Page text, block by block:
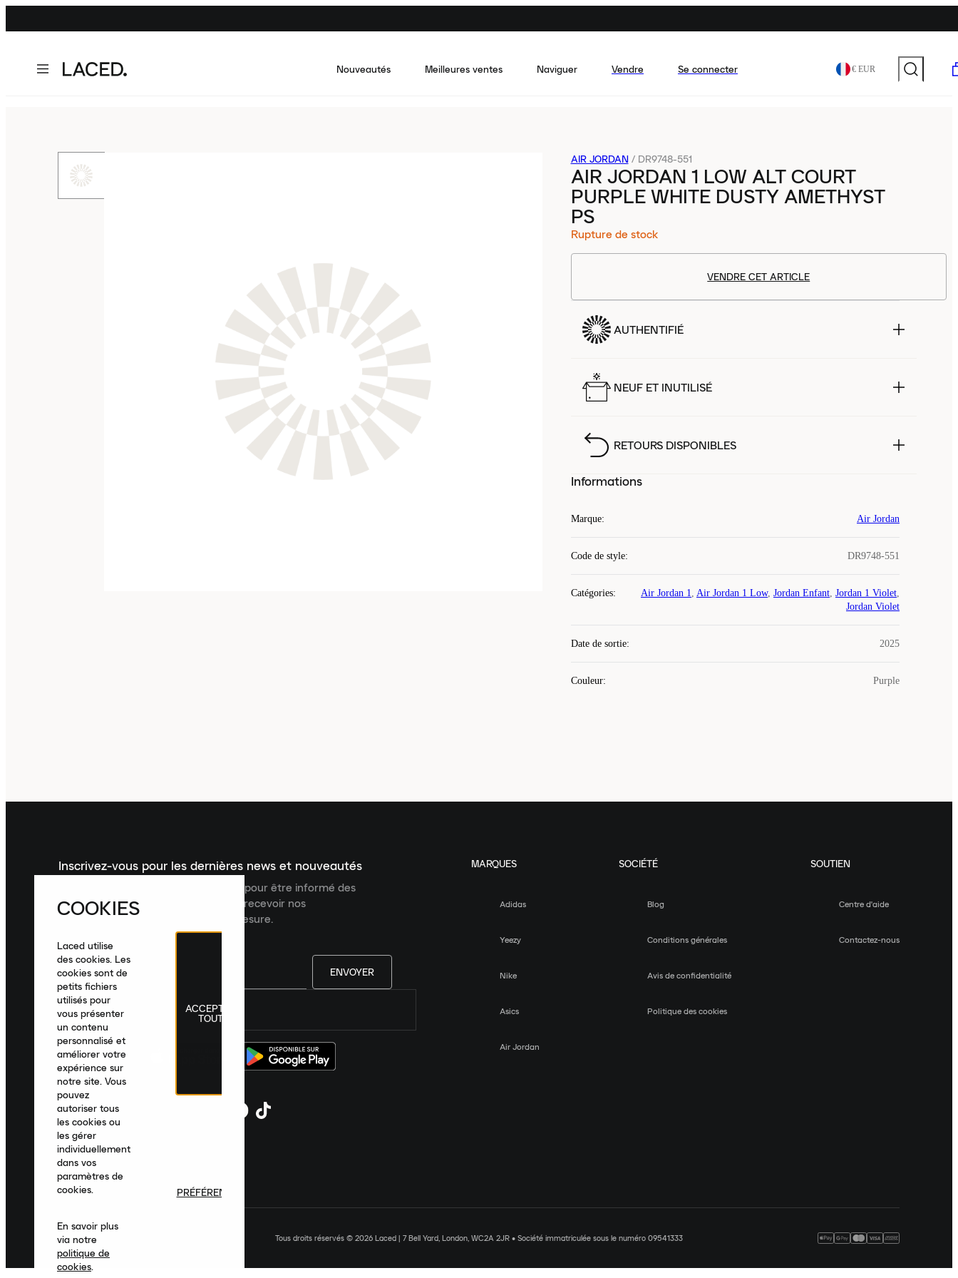
Nouveautés Meilleures ventes Naviguer Vendre Se connecter € EUR
AIR JORDAN / DR9748-551
AIR JORDAN 1 LOW ALT COURT
PURPLE WHITE DUSTY AMETHYST
PS
Rupture de stock
VENDRE CET ARTICLE
AUTHENTIFIÉ
NEUF ET INUTILISÉ
RETOURS DISPONIBLES
Informations
Marque: Air Jordan
Code de style: DR9748-551
Catégories: Air Jordan 1, Air Jordan 1 Low, Jordan Enfant, Jordan 1 Violet,
Jordan Violet
Date de sortie: 2025
Couleur: Purple
Inscrivez-vous pour les dernières news et nouveautés
Inscrivez-vous à la newsletter Laced pour être informé des
dernières nouveautés, collections et recevoir nos
recommandations de produits sur mesure.
ENVOYER
France|Français
MARQUES
Adidas
Yeezy
Nike
Asics
Air Jordan
SOCIÉTÉ
Blog
Conditions générales
Avis de confidentialité
Politique des cookies
SOUTIEN
Centre d'aide
Contactez-nous
Tous droits réservés © 2026 Laced | 7 Bell Yard, London, WC2A 2JR • Société immatriculée sous le numéro 09541333
COOKIES
Laced utilise
des cookies. Les
cookies sont de
petits fichiers
utilisés pour
vous présenter
un contenu
personnalisé et
améliorer votre
expérience sur
notre site. Vous
pouvez
autoriser tous
les cookies ou
les gérer
individuellement
dans vos
paramètres de
cookies.
En savoir plus
via notre
politique de
cookies.
ACCEPTER
TOUT
PRÉFÉRENCES